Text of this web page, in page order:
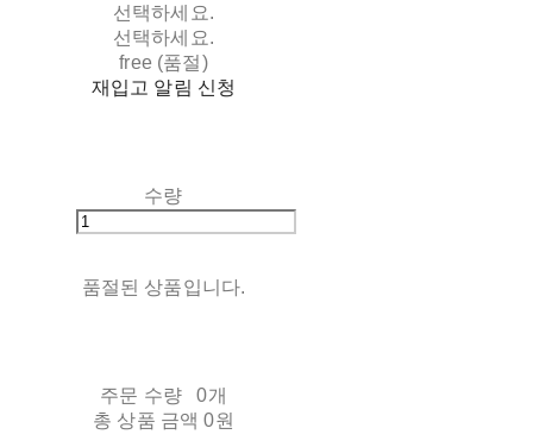
선택하세요.
선택하세요.
free (품절)
재입고 알림 신청
수량
품절된 상품입니다.
주문 수량
0개
총 상품 금액 0원